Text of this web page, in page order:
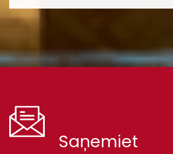
Saņemiet